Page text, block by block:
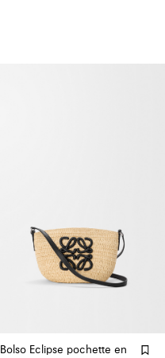
Bolso Eclipse pochette en